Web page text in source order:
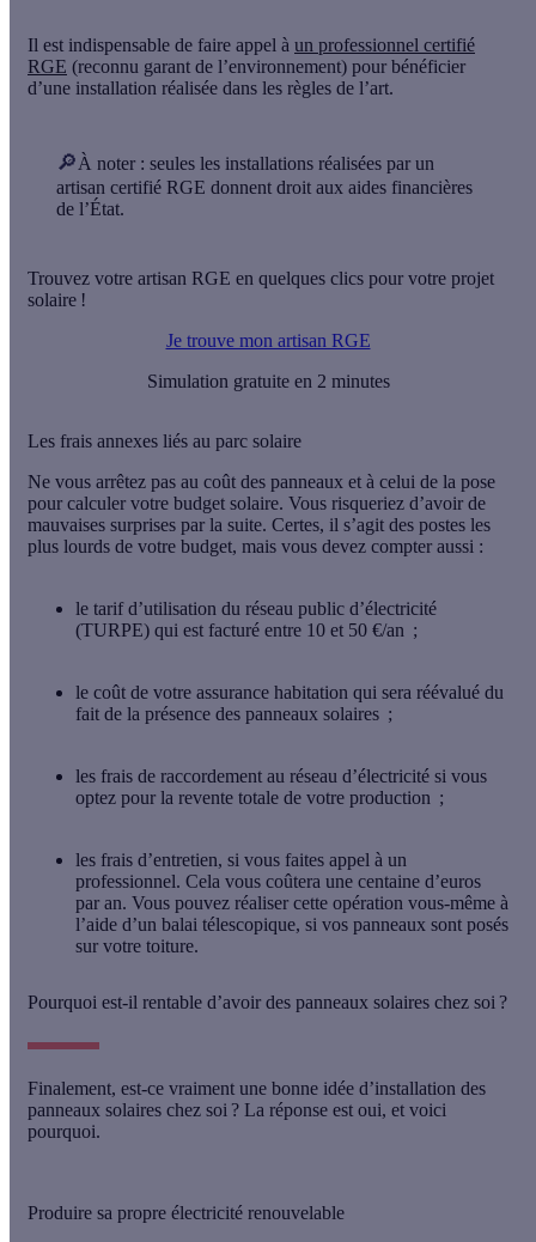
Il est indispensable de faire appel à un professionnel certifié
RGE (reconnu garant de l’environnement) pour bénéficier
d’une installation réalisée dans les règles de l’art.
🔎À noter : seules les installations réalisées par un
artisan certifié RGE donnent droit aux aides financières
de l’État.
Trouvez votre artisan RGE en quelques clics pour votre projet
solaire !
Je trouve mon artisan RGE
Simulation gratuite en 2 minutes
Les frais annexes liés au parc solaire
Ne vous arrêtez pas au coût des panneaux et à celui de la pose
pour calculer votre budget solaire. Vous risqueriez d’avoir de
mauvaises surprises par la suite. Certes, il s’agit des postes les
plus lourds de votre budget, mais vous devez compter aussi :
le tarif d’utilisation du réseau public d’électricité
(TURPE) qui est facturé entre 10 et 50 €/an ;
le coût de votre assurance habitation qui sera réévalué du
fait de la présence des panneaux solaires ;
les frais de raccordement au réseau d’électricité si vous
optez pour la revente totale de votre production ;
les frais d’entretien, si vous faites appel à un
professionnel. Cela vous coûtera une centaine d’euros
par an. Vous pouvez réaliser cette opération vous-même à
l’aide d’un balai télescopique, si vos panneaux sont posés
sur votre toiture.
Pourquoi est-il rentable d’avoir des panneaux solaires chez soi ?
Finalement, est-ce vraiment une bonne idée d’installation des
panneaux solaires chez soi ? La réponse est oui, et voici
pourquoi.
Produire sa propre électricité renouvelable